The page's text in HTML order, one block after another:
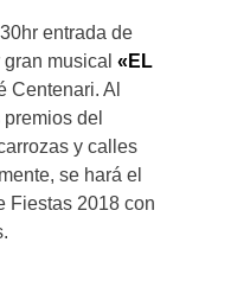
entrada de
musical «EL
Centenari. Al
del
y calles
se hará el
Fiestas 2018 con